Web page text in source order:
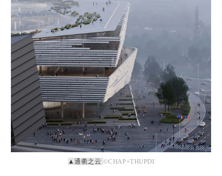
▲通衢之云 ©CHAP+THUPDI